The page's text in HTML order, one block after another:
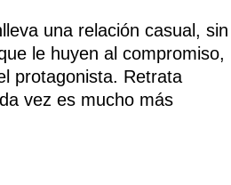
una relación casual, sin
le huyen al compromiso,
protagonista. Retrata
vez es mucho más